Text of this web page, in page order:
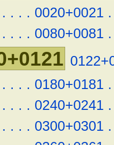
. . . . 0020+0021 .
. . . . 0080+0081 .
. . . . 0180+0181 .
. . . . 0240+0241 .
. . . . 0300+0301 .